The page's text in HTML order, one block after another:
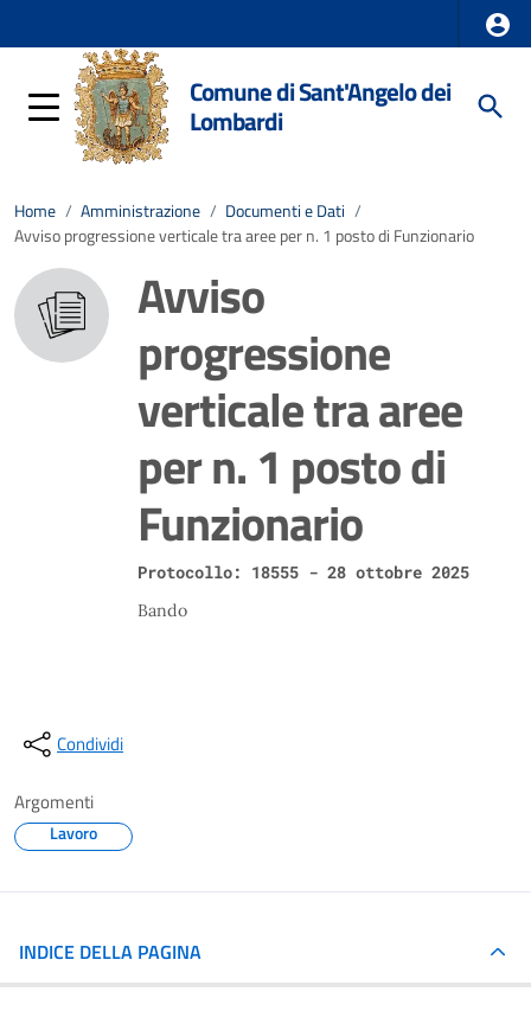
Comune di Sant'Angelo dei
Lombardi
Home / Amministrazione / Documenti e Dati /
Avviso progressione verticale tra aree per n. 1 posto di Funzionario
Avviso
progressione
verticale tra aree
per n. 1 posto di
Funzionario
Protocollo: 18555 - 28 ottobre 2025
Bando
Condividi
Argomenti
Lavoro
INDICE DELLA PAGINA